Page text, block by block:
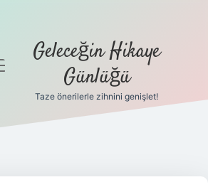
Geleceğin Hikaye
Günlüğü
Taze önerilerle zihnini genişlet!